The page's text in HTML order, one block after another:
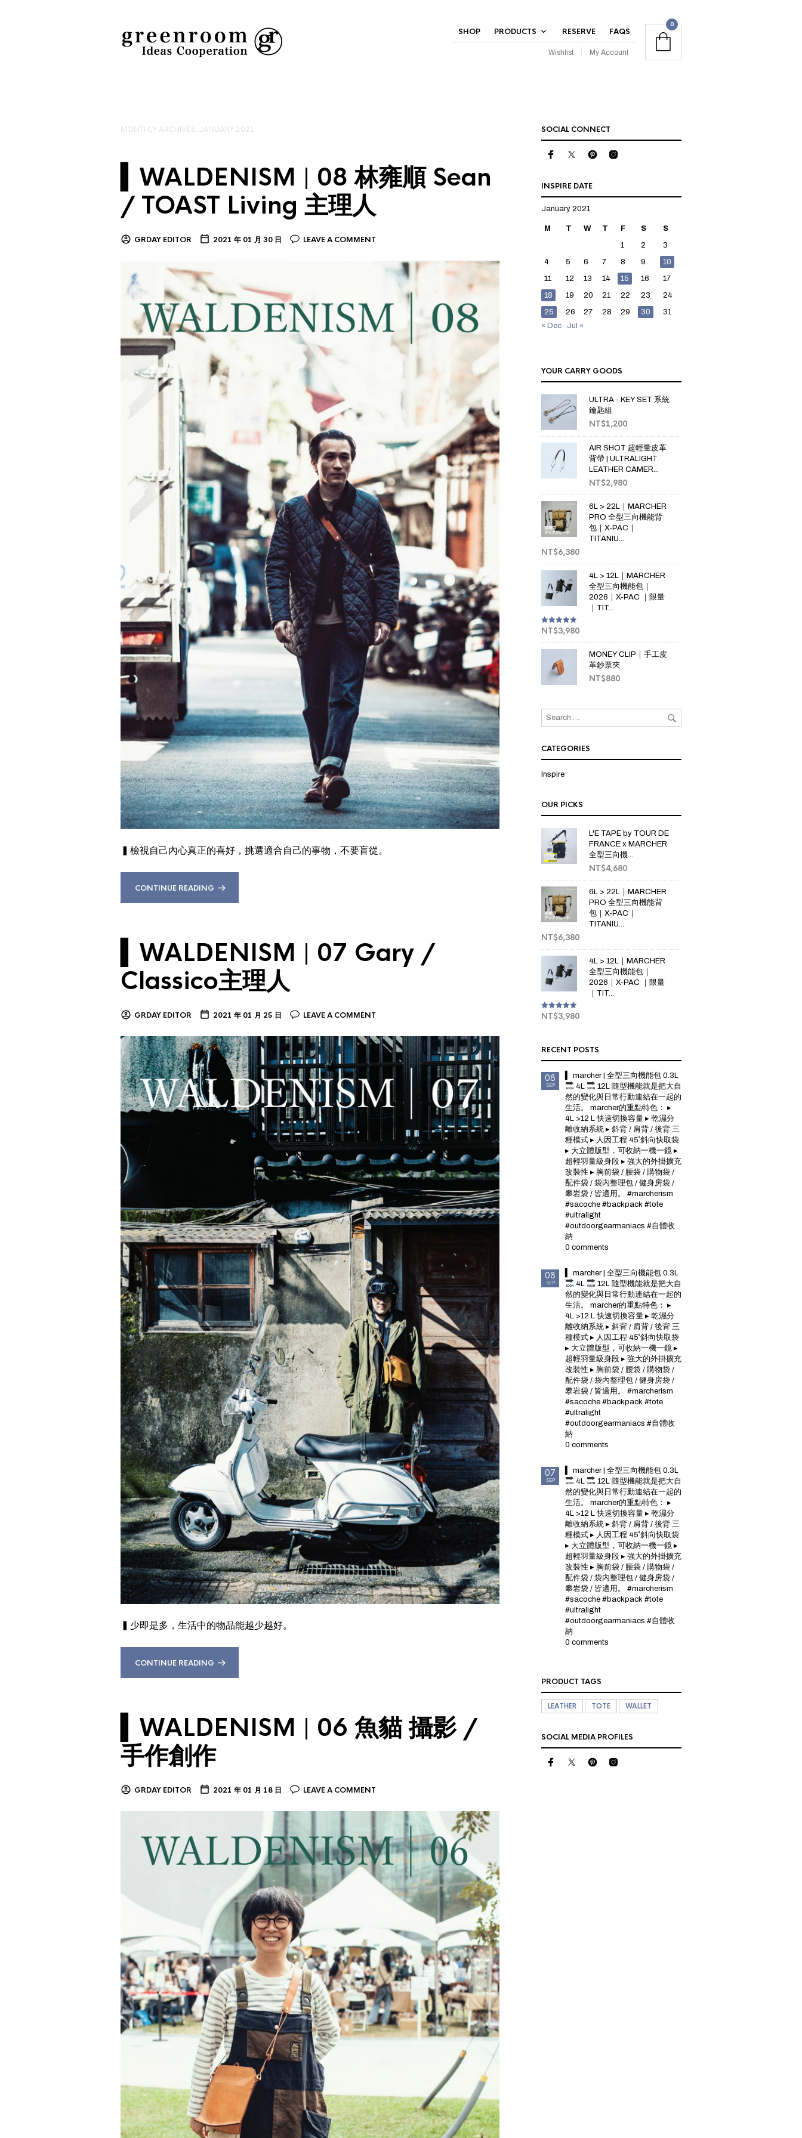
SHOP PRODUCTS RESERVE FAQS
Wishlist My Account
0
MONTHLY ARCHIVES: JANUARY 2021
▍WALDENISM | 08 林雍順 Sean
/ TOAST Living 主理人
GRDAY EDITOR 2021 年 01 月 30 日 LEAVE A COMMENT
▍檢視自己內心真正的喜好，挑選適合自己的事物，不要盲從。
CONTINUE READING
▍WALDENISM | 07 Gary /
Classico主理人
GRDAY EDITOR 2021 年 01 月 25 日 LEAVE A COMMENT
▍少即是多，生活中的物品能越少越好。
CONTINUE READING
▍WALDENISM | 06 魚貓 攝影 /
手作創作
GRDAY EDITOR 2021 年 01 月 18 日 LEAVE A COMMENT
SOCIAL CONNECT
INSPIRE DATE
January 2021
M T W T F S
S
1
2
3
4
5 6 7 8 9
10
11
12 13 14 15 16
17
18
19 20 21 22 23
24
25
26 27 28 29 30
31
« Dec
Jul »
YOUR CARRY GOODS
ULTRA - KEY SET 系統
鑰匙組
NT$1,200
AIR SHOT 超輕量皮革
背帶 | ULTRALIGHT
LEATHER CAMER...
NT$2,980
6L > 22L｜MARCHER
PRO 全型三向機能背
包｜X-PAC｜
TITANIU...
NT$6,380
4L > 12L｜MARCHER
全型三向機能包｜
2026｜X-PAC ｜限量
｜TIT...
Rated5.00
out of 5
NT$3,980
MONEY CLIP｜手工皮
革鈔票夾
NT$880
CATEGORIES
Inspire
OUR PICKS
L'E TAPE by TOUR DE
FRANCE x MARCHER
全型三向機...
NT$4,680
6L > 22L｜MARCHER
PRO 全型三向機能背
包｜X-PAC｜
TITANIU...
NT$6,380
4L > 12L｜MARCHER
全型三向機能包｜
2026｜X-PAC ｜限量
｜TIT...
Rated5.00
out of 5
NT$3,980
RECENT POSTS
08
SEP
▍ marcher | 全型三向機能包 0.3L
4L
12L 隨型機能就是把大自
然的變化與日常行動連結在一起的
生活。 marcher的重點特色： ▸
4L >12 L 快速切換容量 ▸ 乾濕分
離收納系統 ▸ 斜背 / 肩背 / 後背 三
種模式 ▸ 人因工程 45˚斜向快取袋
▸ 大立體版型，可收納一機一鏡 ▸
超輕羽量級身段 ▸ 強大的外掛擴充
改裝性 ▸ 胸前袋 / 腰袋 / 購物袋 /
配件袋 / 袋內整理包 / 健身房袋 /
攀岩袋 / 皆適用。 #marcherism
#sacoche #backpack #tote
#ultralight
#outdoorgearmaniacs #自體收
納
0 comments
08
SEP
▍ marcher | 全型三向機能包 0.3L
4L
12L 隨型機能就是把大自
然的變化與日常行動連結在一起的
生活。 marcher的重點特色： ▸
4L >12 L 快速切換容量 ▸ 乾濕分
離收納系統 ▸ 斜背 / 肩背 / 後背 三
種模式 ▸ 人因工程 45˚斜向快取袋
▸ 大立體版型，可收納一機一鏡 ▸
超輕羽量級身段 ▸ 強大的外掛擴充
改裝性 ▸ 胸前袋 / 腰袋 / 購物袋 /
配件袋 / 袋內整理包 / 健身房袋 /
攀岩袋 / 皆適用。 #marcherism
#sacoche #backpack #tote
#ultralight
#outdoorgearmaniacs #自體收
納
0 comments
07
SEP
▍ marcher | 全型三向機能包 0.3L
4L
12L 隨型機能就是把大自
然的變化與日常行動連結在一起的
生活。 marcher的重點特色： ▸
4L >12 L 快速切換容量 ▸ 乾濕分
離收納系統 ▸ 斜背 / 肩背 / 後背 三
種模式 ▸ 人因工程 45˚斜向快取袋
▸ 大立體版型，可收納一機一鏡 ▸
超輕羽量級身段 ▸ 強大的外掛擴充
改裝性 ▸ 胸前袋 / 腰袋 / 購物袋 /
配件袋 / 袋內整理包 / 健身房袋 /
攀岩袋 / 皆適用。 #marcherism
#sacoche #backpack #tote
#ultralight
#outdoorgearmaniacs #自體收
納
0 comments
PRODUCT TAGS
LEATHER TOTE WALLET
SOCIAL MEDIA PROFILES